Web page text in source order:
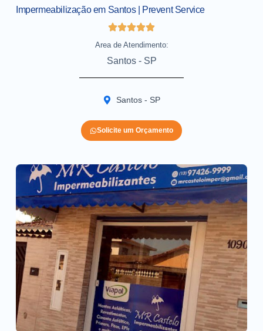
Impermeabilização em Santos | Prevent Service
Area de Atendimento:
Santos - SP
Santos - SP
Solicite um Orçamento